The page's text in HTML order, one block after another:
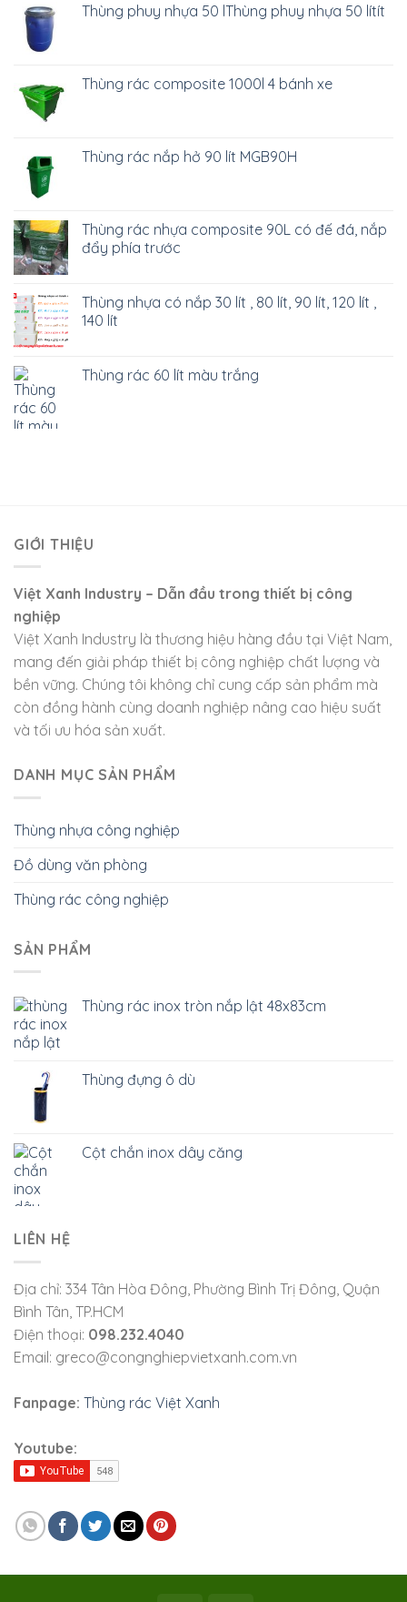
Thùng phuy nhựa 50 lThùng phuy nhựa 50 lítít
Thùng rác composite 1000l 4 bánh xe
Thùng rác nắp hở 90 lít MGB90H
Thùng rác nhựa composite 90L có đế đá, nắp
đẩy phía trước
Thùng nhựa có nắp 30 lít , 80 lít, 90 lít, 120 lít ,
140 lít
Thùng rác 60 lít màu trắng
GIỚI THIỆU
Việt Xanh Industry – Dẫn đầu trong thiết bị công
nghiệp
Việt Xanh Industry là thương hiệu hàng đầu tại Việt Nam,
mang đến giải pháp thiết bị công nghiệp chất lượng và
bền vững. Chúng tôi không chỉ cung cấp sản phẩm mà
còn đồng hành cùng doanh nghiệp nâng cao hiệu suất
và tối ưu hóa sản xuất.
DANH MỤC SẢN PHẨM
Thùng nhựa công nghiệp
Đồ dùng văn phòng
Thùng rác công nghiệp
SẢN PHẨM
Thùng rác inox tròn nắp lật 48x83cm
Thùng đựng ô dù
Cột chắn inox dây căng
LIÊN HỆ
Địa chỉ: 334 Tân Hòa Đông, Phường Bình Trị Đông, Quận
Bình Tân, TP.HCM
Điện thoại: 098.232.4040
Email: greco@congnghiepvietxanh.com.vn
Fanpage: Thùng rác Việt Xanh
Youtube: